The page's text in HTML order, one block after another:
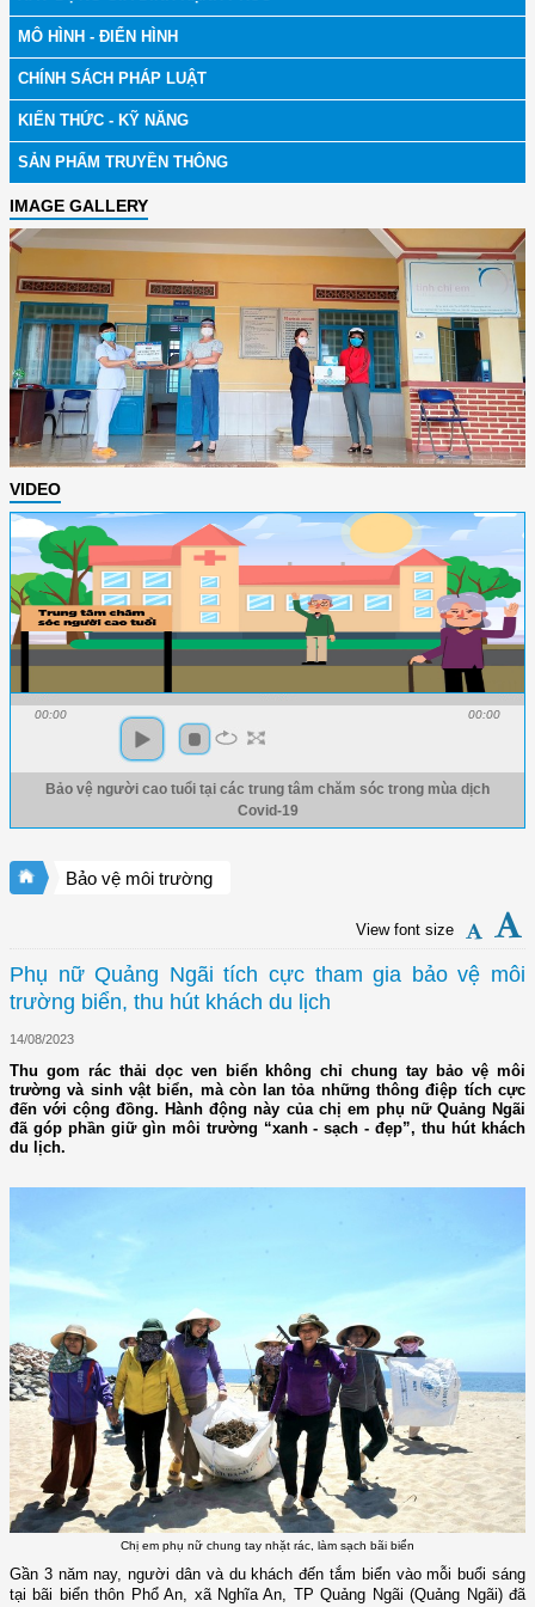
MÔ HÌNH - ĐIỂN HÌNH
CHÍNH SÁCH PHÁP LUẬT
KIẾN THỨC - KỸ NĂNG
SẢN PHẨM TRUYỀN THÔNG
IMAGE GALLERY
VIDEO
00:00 00:00
Bảo vệ người cao tuổi tại các trung tâm chăm sóc trong mùa dịch
Covid-19
Bảo vệ môi trường
View font size
Phụ nữ Quảng Ngãi tích cực tham gia bảo vệ môi
trường biển, thu hút khách du lịch
14/08/2023
Thu gom rác thải dọc ven biển không chỉ chung tay bảo vệ môi
trường và sinh vật biển, mà còn lan tỏa những thông điệp tích cực
đến với cộng đồng. Hành động này của chị em phụ nữ Quảng Ngãi
đã góp phần giữ gìn môi trường “xanh - sạch - đẹp”, thu hút khách
du lịch.
Chị em phụ nữ chung tay nhặt rác, làm sạch bãi biển
Gần 3 năm nay, người dân và du khách đến tắm biển vào mỗi buổi sáng
tại bãi biển thôn Phổ An, xã Nghĩa An, TP Quảng Ngãi (Quảng Ngãi) đã